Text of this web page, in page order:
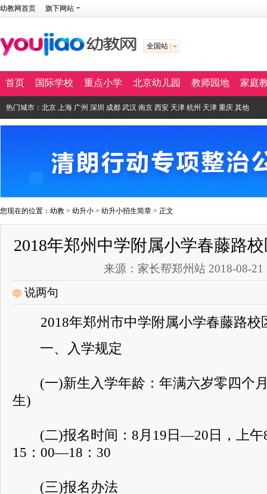
幼教网首页 旗下网站
全国站
首页 国际学校 重点小学 北京幼儿园 教师园地 家庭
热门城市： 北京 上海 广州 深圳 成都 武汉 南京 西安 天津 杭州 天津 重庆 其他
您现在的位置： 幼教 > 幼升小 > 幼升小招生简章 > 正文
2018年郑州中学附属小学春藤路
来源：家长帮郑州站 2018-08-21
说两句
2018年郑州市中学附属小学春藤路校
一、入学规定
(一)新生入学年龄：年满六岁零四个月
生)
(二)报名时间：8月19日—20日，上午
15：00—18：30
(三)报名办法